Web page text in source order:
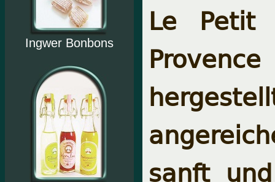
Ingwer Bonbons
Le Petit
sanft